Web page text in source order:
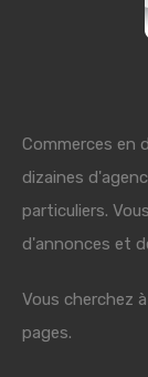
Commerces en
dizaines
particuliers.
d'annonces et
Vous cherchez
pages.